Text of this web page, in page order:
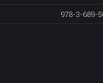
978-3-689-